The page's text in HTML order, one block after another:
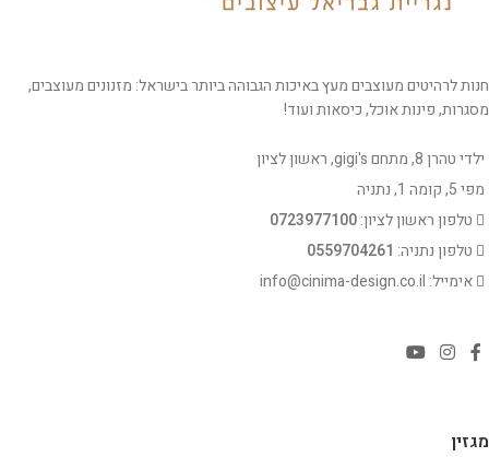
חנות לרהיטים מעוצבים מעץ באיכות הגבוהה ביותר בישראל: מזנונים מעוצבים,
מסגרות, פינות אוכל, כיסאות ועוד!
ילדי טהרן 8, מתחם gigi's, ראשון לציון
מפי 5, קומה 1, נתניה
טלפון ראשון לציון:0723977100
טלפון נתניה: 0559704261
אימייל: info@cinima-design.co.il
מגזין